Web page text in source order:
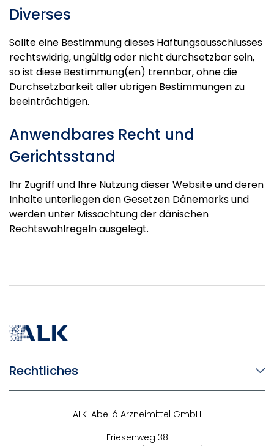
Diverses
Sollte eine Bestimmung dieses Haftungsausschlusses
rechtswidrig, ungültig oder nicht durchsetzbar sein,
so ist diese Bestimmung(en) trennbar, ohne die
Durchsetzbarkeit aller übrigen Bestimmungen zu
beeinträchtigen.
Anwendbares Recht und
Gerichtsstand
Ihr Zugriff und Ihre Nutzung dieser Website und deren
Inhalte unterliegen den Gesetzen Dänemarks und
werden unter Missachtung der dänischen
Rechtswahlregeln ausgelegt.
Rechtliches
ALK-Abelló Arzneimittel GmbH
Friesenweg 38